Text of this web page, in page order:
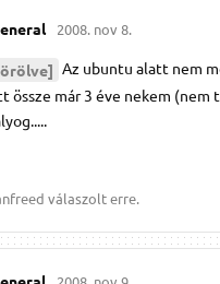
2008. nov 8.
Az ubuntu alatt nem
össze már 3 éve nekem
válaszolt erre.